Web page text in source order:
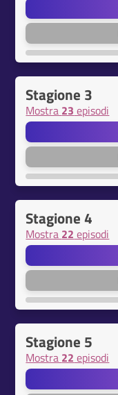
Stagione 3
Mostra 23 episodi
Stagione 4
Mostra 22 episodi
Stagione 5
Mostra 22 episodi